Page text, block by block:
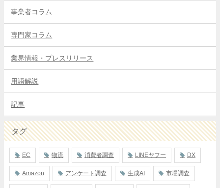
事業者コラム
専門家コラム
業界情報・プレスリリース
用語解説
記事
タグ
EC 物流 消費者調査 LINEヤフー DX
Amazon アンケート調査 生成AI 市場調査